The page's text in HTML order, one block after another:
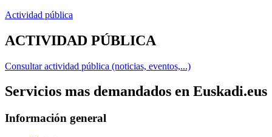
Actividad pública
ACTIVIDAD PÚBLICA
Consultar actividad pública (noticias, eventos,...)
Servicios mas demandados en Euskadi.eus
Información general